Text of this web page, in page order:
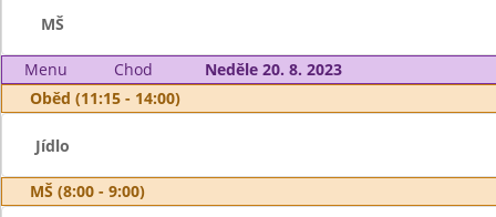
MŠ
Menu Chod
Neděle 20. 8. 2023
Oběd (11:15 - 14:00)
Jídlo
MŠ (8:00 - 9:00)